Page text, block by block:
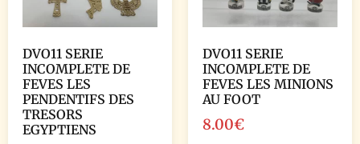
DVO11 SERIE
INCOMPLETE DE
FEVES LES
PENDENTIFS DES
TRESORS
EGYPTIENS
DVO11 SERIE
INCOMPLETE DE
FEVES LES MINIONS
AU FOOT
8.00€